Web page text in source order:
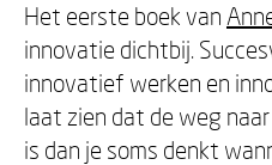
Het eerste boek van
innovatie dichtbij.
innovatief werken en
laat zien dat de weg
is dan je soms denkt